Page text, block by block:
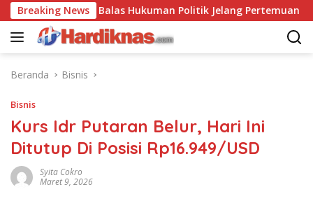
Langsung
ke
konten
Breaking News
Saling Balas Hukuman Politik Jelang Pertemuan Trump
Beranda Bisnis
Bisnis
Kurs Idr Putaran Belur, Hari Ini
Ditutup Di Posisi Rp16.949/USD
Syita Cokro
Maret 9, 2026